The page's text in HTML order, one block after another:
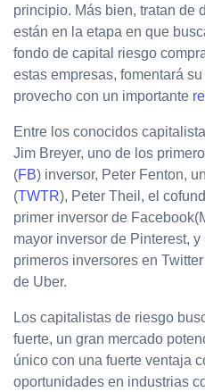
principio. Más bien, tratan de
están en la etapa en que
fondo de capital riesgo
estas empresas, fomentará
provecho con un importante
Entre los conocidos
Jim Breyer, uno de los
(FB) inversor, Peter Fenton,
(TWTR), Peter Theil, el
primer inversor de
mayor inversor de Pinterest,
primeros inversores en
de Uber.
Los capitalistas de riesgo
fuerte, un gran mercado
único con una fuerte ventaja
oportunidades en industrias